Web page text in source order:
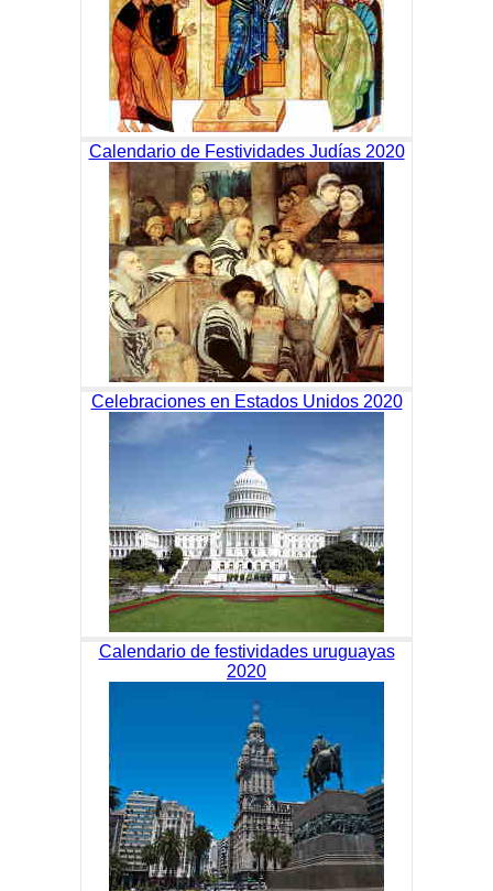
Calendario de Festividades Judías 2020
Celebraciones en Estados Unidos 2020
Calendario de festividades uruguayas
2020